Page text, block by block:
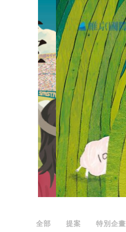
全部 提案 特別企畫